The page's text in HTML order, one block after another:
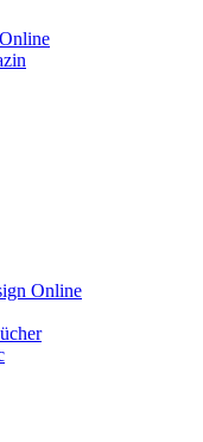
Online